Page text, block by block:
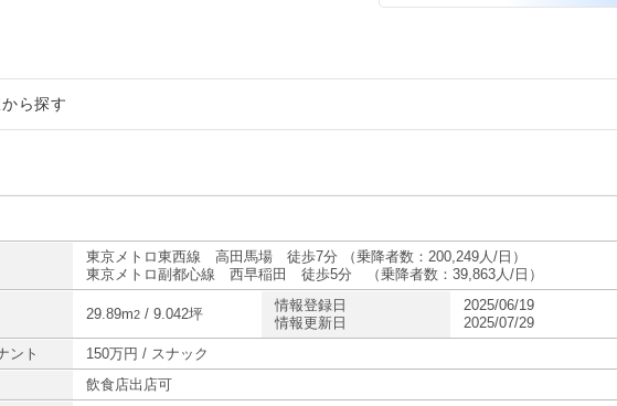
ら探す
件・貸店舗・テナント一覧
・貸店舗・テナント一覧
東京メトロ東西線 高田馬場 徒歩7分 （乗降者数：200,249人/日）
東京メトロ副都心線 西早稲田 徒歩5分 （乗降者数：39,863人/日）
29.89m2 / 9.042坪
情報登録日
情報更新日
2025/06/19
2025/07/29
ント
150万円 / スナック
飲食店出店可